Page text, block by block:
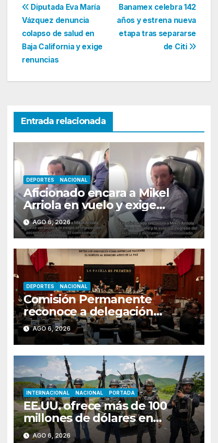
Navegación
de
entradas
Banamex celebra 142
años y estrena nueva
etapa tras separarse
de Citi
Diputada Eva María
Vázquez denuncia
colapso de salud en
Baja California y exige
renuncias
Entrada relacionada
DEPORTES NACIONAL
Aficionado encara a Mikel
Arriola en vuelo y exige
regreso del ascenso
AGO 6, 2026
DEPORTES NACIONAL
Comisión Permanente
reconoce a delegación
mexicana en Juegos
Centroamericanos Santo
Domingo 2026
AGO 6, 2026
INTERNACIONAL NACIONAL PORTADA
EE.UU. ofrece más de 100
millones de dólares en
recompensas por líderes del
AGO 6, 2026